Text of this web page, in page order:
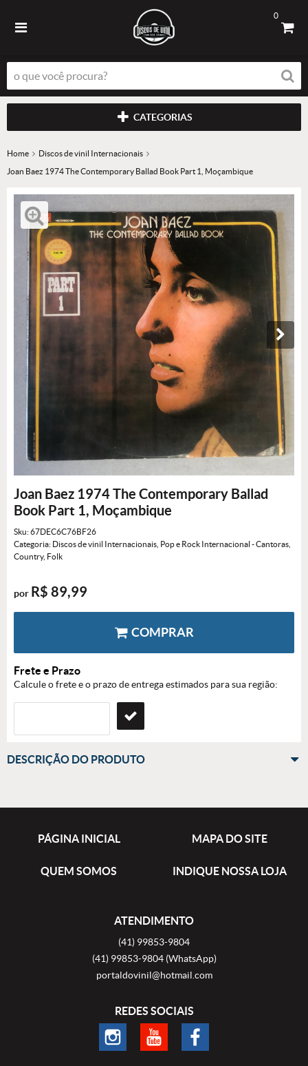
0
CATEGORIAS
Home
Discos de vinil Internacionais
Joan Baez 1974 The Contemporary Ballad Book Part 1, Moçambique
Joan Baez 1974 The Contemporary Ballad
Book Part 1, Moçambique
Sku:67DEC6C76BF26
Categoria: Discos de vinil Internacionais Pop e Rock Internacional - Cantoras
Country, Folk
por R$ 89,99
COMPRAR
Frete e Prazo
Calcule o frete e o prazo de entrega estimados para sua região:
DESCRIÇÃO DO PRODUTO
PÁGINA INICIAL MAPA DO SITE
QUEM SOMOS INDIQUE NOSSA LOJA
ATENDIMENTO
(41) 99853-9804
(41)99853-9804 (WhatsApp)
portaldovinil@hotmail.com
REDES SOCIAIS